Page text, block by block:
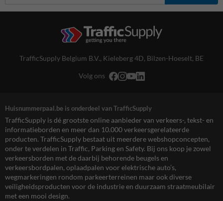
TrafficSupply Belgium B.V., Kieleberg 4D, Bilzen-Hoeselt, BE
Volg ons
Huisnummerpaal.be is onderdeel van TrafficSupply
TrafficSupply is dé grootste online aanbieder van verkeers-, tekst- en
informatieborden en meer dan 10.000 verkeersgerelateerde
producten. TrafficSupply bestaat uit meerdere webshopconcepten,
onder te verdelen in Traffic, Parking en Safety. Bij ons koop je zowel
verkeersborden met de daarbij behorende beugels en
verkeersbordpalen, oplaadpalen voor elektrische auto’s,
wegmarkeringen rondom parkeerterreinen maar ook diverse
veiligheidsproducten voor de industrie en duurzaam straatmeubilair
met een mooi design.